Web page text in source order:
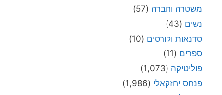
משטרה וחברה (57)
נשים (43)
סדנאות וקורסים (10)
ספרים (11)
פוליטיקה (1,073)
פנחס יחזקאלי (1,986)